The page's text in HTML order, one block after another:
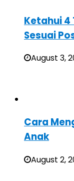
Ketahui 4
Sesuai
August 3,
Cara
Anak
August 2,